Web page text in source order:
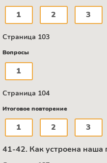
1 2 3
Страница 103
Вопросы
1
Страница 104
Итоговое повторение
1 2 3
41-42. Как устроена наша